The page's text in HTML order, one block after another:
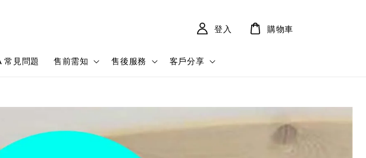
常見問題 售前需知 售後服務 客戶分享
登入 購物車